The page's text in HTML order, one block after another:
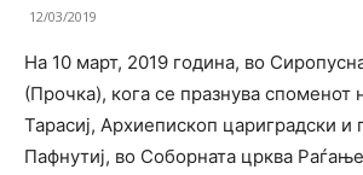
12/03/2019
На 10 март, 2019 година, во
(Прочка), кога се празнува споменот
Тарасиј, Архиепископ цариградски и
Пафнутиј, во Соборната црква